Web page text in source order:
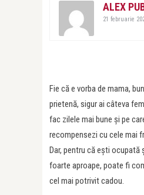
ALEX
21 februarie
Fie că e vorba de mama,
prietenă, sigur ai câteva
fac zilele mai bune și pe
recompensezi cu cele mai
Dar, pentru că ești
foarte aproape, poate fi
cel mai potrivit cadou.